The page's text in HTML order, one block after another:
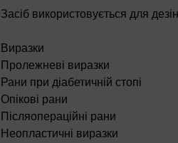
Засіб використовується для
Виразки
Пролежневі виразки
Рани при діабетичній стопі
Опікові рани
Післяопераційні рани
Неопластичні виразки